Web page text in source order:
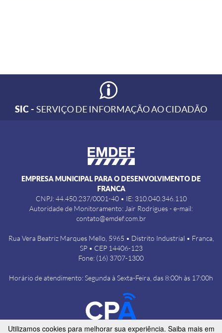
SIC - SERVIÇO DE INFORMAÇÃO AO CIDADÃO
EMPRESA MUNICIPAL PARA O DESENVOLVIMENTO DE
FRANCA
CNPJ: 44.450.237/0001-40 • IE: 310.040.346.110
Autoridade de Monitoramento: Jair Rodrigues - e-mail:
contato@emdef.com.br
Rua Vera Beatriz Marques Mello, 5965 • Distrito Industrial • Franca,
SP • CEP 14406-123
Fone: (16) 3707-1300
Horário de atendimento: Segunda à Sexta-Feira, das 8:00h às 17:00h
Utilizamos cookies para melhorar sua experiência. Saiba mais em